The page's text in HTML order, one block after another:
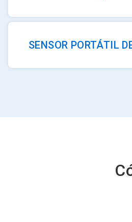
SENSOR PORTÁTIL